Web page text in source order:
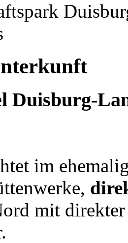
Duisburg-
im
mit